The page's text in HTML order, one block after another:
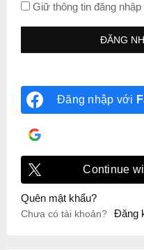
Giữ thông tin đăng
Đăng nhập với
Continue
Quên mật khẩu?
Chưa có tài khoản? Đăng